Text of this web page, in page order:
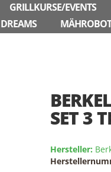
GRILLKURSE/EVENTS
SET 3
Hersteller: